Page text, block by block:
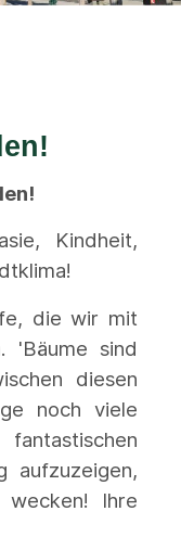
Kindheit,
die wir mit
'Bäume sind
diesen
noch viele
aufzuzeigen,
wecken! Ihre